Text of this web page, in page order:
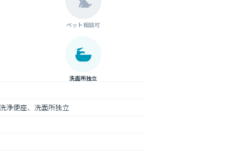
ペット相談可
洗面所独立
浄便座、洗面所独立